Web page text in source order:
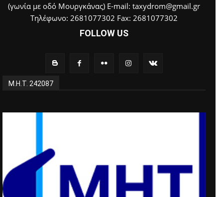
(γωνία με οδό Μουργκάνας) E-mail: taxydrom@gmail.gr
Τηλέφωνο: 2681077302 Fax: 2681077302
FOLLOW US
Μ.Η.Τ. 242087